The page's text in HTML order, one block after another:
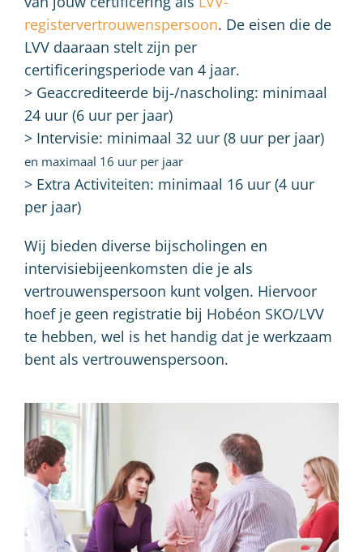
registervertrouwenspersoon. De eisen die de
LVV daaraan stelt zijn per
certificeringsperiode van 4 jaar.
> Geaccrediteerde bij-/nascholing: minimaal
24 uur (6 uur per jaar)
> Intervisie: minimaal 32 uur (8 uur per jaar)
en maximaal 16 uur per jaar
> Extra Activiteiten: minimaal 16 uur (4 uur
per jaar)
Wij bieden diverse bijscholingen en
intervisiebijeenkomsten die je als
vertrouwenspersoon kunt volgen. Hiervoor
hoef je geen registratie bij Hobéon SKO/LVV
te hebben, wel is het handig dat je werkzaam
bent als vertrouwenspersoon.